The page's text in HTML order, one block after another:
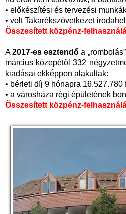
• előkészítési és tervezési
• volt Takarékszövetkezet
Összesített közpénz-
A2017-es esztendő a
március közepétől 332
kiadásai ekképpen alakultak:
• bérleti díj 9 hónapra 16.527.780
• a városháza régi épületének
Összesített közpénz-